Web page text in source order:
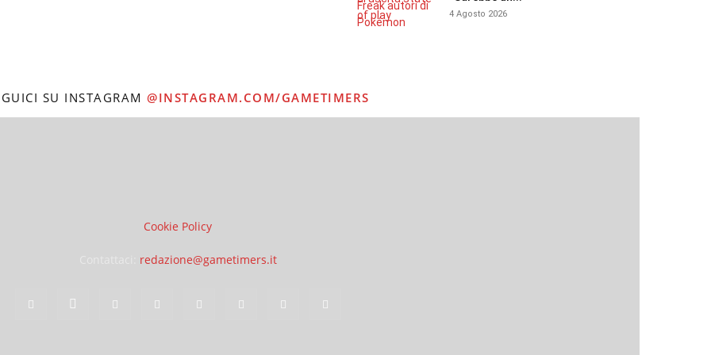
4 Agosto 2026
SU INSTAGRAM @INSTAGRAM.COM/GAMETIMERS
Cookie Policy
redazione@gametimers.it